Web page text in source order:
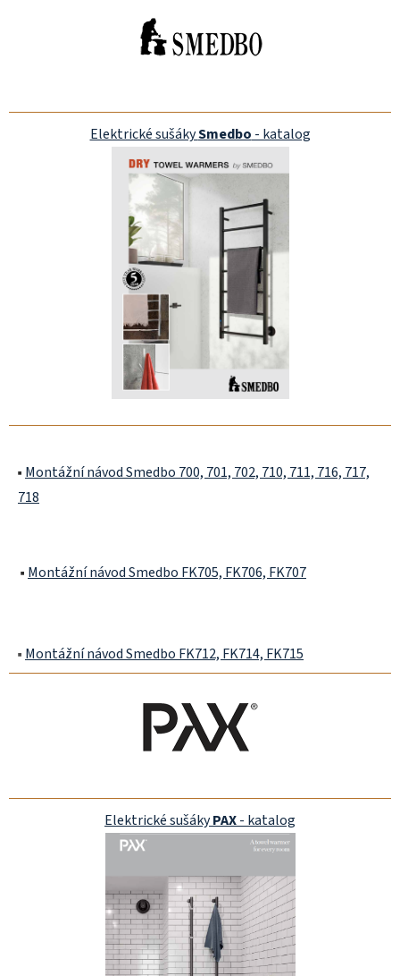
Elektrické sušákySmedbo- katalog
▪️ Montážní návod Smedbo 700, 701, 702, 710, 711, 716, 717,
718
▪️ Montážní návod Smedbo FK705, FK706, FK707
▪️ Montážní návod Smedbo FK712, FK714, FK715
Elektrické sušákyPAX- katalog